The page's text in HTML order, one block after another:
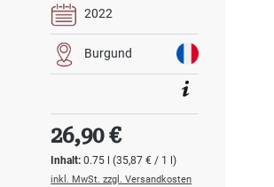
2022
Burgund
Inhalt:0.75 l(35,87 € / 1 l)
Regulärer Preis:
26,90 €
inkl. MwSt. zzgl. Versandkosten